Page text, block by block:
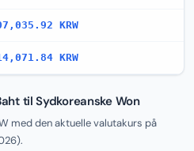
KRW
KRW
til Sydkoreanske Won
med den aktuelle valutakurs på
).